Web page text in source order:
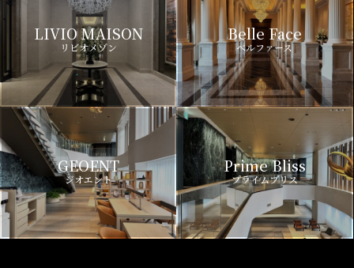
LIVIO MAISON
リビオメゾン
Belle Face
ベルファース
GEOENT
ジオエント
Prime Bliss
プライムブリス